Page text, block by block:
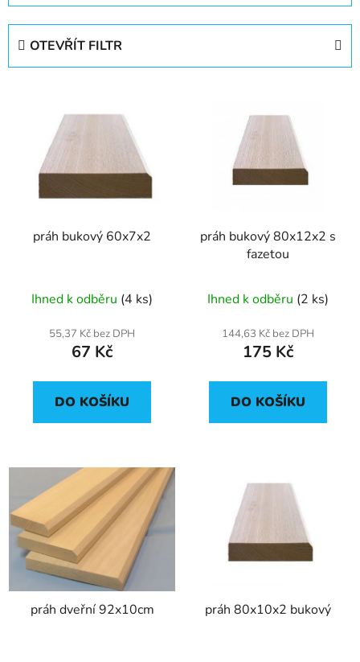
z
OTEVŘÍT FILTR
práh bukový 60x7x2
Ihned k odběru (4 ks)
55,37 Kč bez DPH
67 Kč
DO KOŠÍKU
práh bukový 80x12x2 s
fazetou
Ihned k odběru (2 ks)
144,63 Kč bez DPH
175 Kč
DO KOŠÍKU
práh dveřní 92x10cm práh 80x10x2 bukový